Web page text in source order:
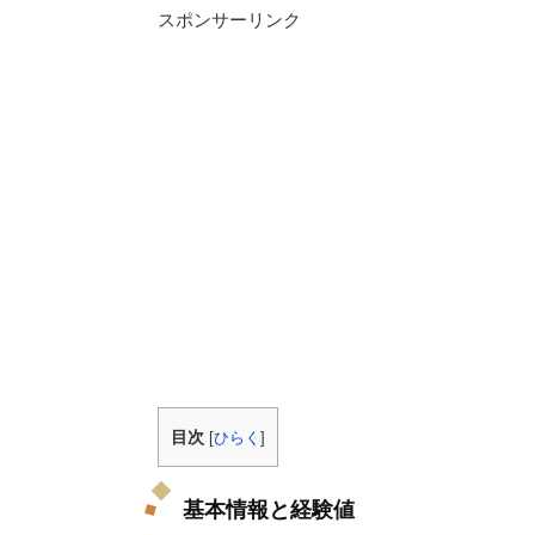
スポンサーリンク
目次 [ひらく ]
基本情報と経験値